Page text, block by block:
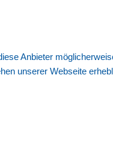
Anbieter
unserer Webseite